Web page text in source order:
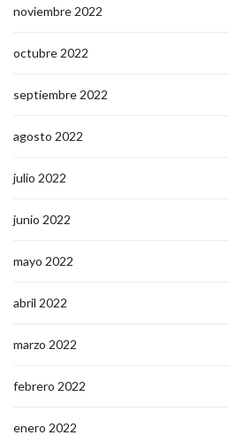
noviembre 2022
octubre 2022
septiembre 2022
agosto 2022
julio 2022
junio 2022
mayo 2022
abril 2022
marzo 2022
febrero 2022
enero 2022